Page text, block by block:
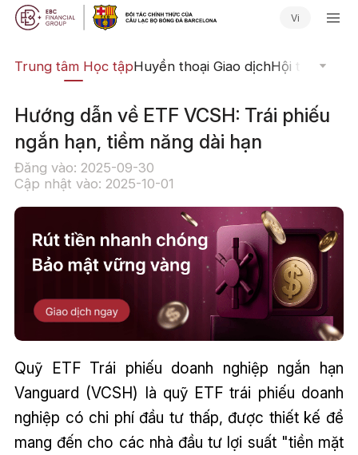
Vi
Trung tâm Học tậpHuyền thoại Giao dịchHội thảo
Hướng dẫn về ETF VCSH: Trái phiếu
ngắn hạn, tiềm năng dài hạn
Đăng vào: 2025-09-30
Cập nhật vào: 2025-10-01
Quỹ ETF Trái phiếu doanh nghiệp ngắn hạn
Vanguard (VCSH) là quỹ ETF trái phiếu doanh
nghiệp có chi phí đầu tư thấp, được thiết kế để
mang đến cho các nhà đầu tư lợi suất "tiền mặt